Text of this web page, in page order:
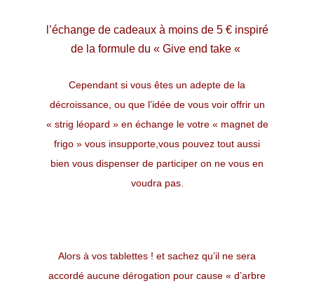
l’échange de cadeaux à moins de 5 € inspiré
de la formule du « Give end take «
Cependant si vous êtes un adepte de la
décroissance, ou que l’idée de vous voir offrir un
« strig léopard » en échange le votre « magnet de
frigo » vous insupporte,vous pouvez tout aussi
bien vous dispenser de participer on ne vous en
voudra pas.
​Alors à vos tablettes ! et sachez qu’il ne sera
accordé aucune dérogation pour cause « d’arbre